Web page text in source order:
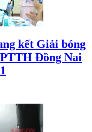
kết Giải bóng
Đồng Nai